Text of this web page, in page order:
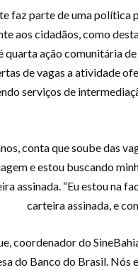
faz parte de uma
aos cidadãos, como
quarta ação comunitária
de vagas a atividade
serviços de
conta que soube das
e estou buscando
assinada. “Eu estou na
carteira assinada, e
coordenador do
do Banco do Brasil.